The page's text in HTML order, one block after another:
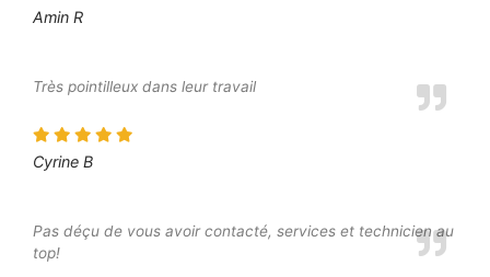
Amin R
Très pointilleux dans leur travail
Cyrine B
Pas déçu de vous avoir contacté, services et technicien au
top!